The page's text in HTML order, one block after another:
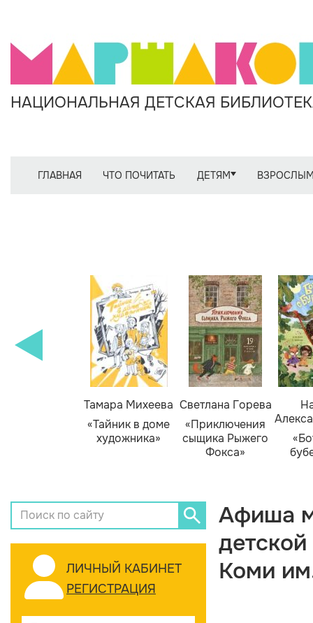
НАЦИОНАЛЬНАЯ ДЕТСКАЯ
ГЛАВНАЯ ЧТО ПОЧИТАТЬ ДЕТЯМ
Тамара Михеева
«Тайник в доме
художника»
Светлана Горева
«Приключения
сыщика Рыжего
Фокса»
ЛИЧНЫЙ КАБИНЕТ
РЕГИСТРАЦИЯ
Афиша
Коми